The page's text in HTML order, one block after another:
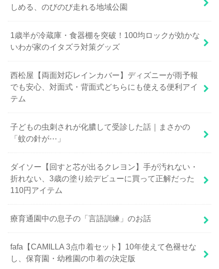
しめる、のびのび走れる地域公園
1歳半が冷蔵庫・食器棚を突破！100均ロックが効かな
いわが家のイタズラ対策グッズ
西松屋【両面対応レインカバー】ディズニーが雨予報
でも安心、対面式・背面式どちらにも使える便利アイ
テム
子どもの虫刺されが化膿して受診した話｜まさかの
「蚊の針が⋯」
ダイソー【回すと芯が出るクレヨン】手が汚れない・
折れない、3歳の塗り絵デビューに買って正解だった
110円アイテム
療育通園中の息子の「言語訓練」のお話
fafa【CAMILLA 3点巾着セット】10年使えて色褪せな
し、保育園・幼稚園の巾着の決定版